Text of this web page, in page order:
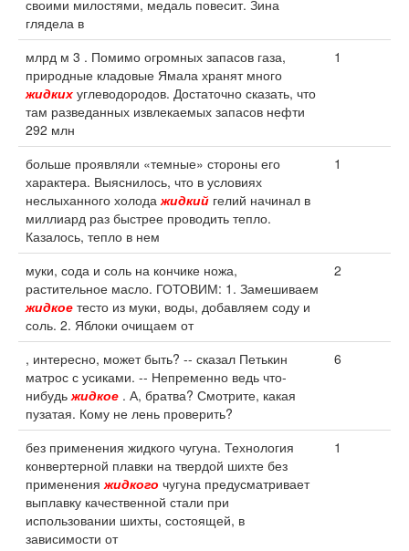
своими милостями, медаль повесит. Зина
глядела в
млрд м 3 . Помимо огромных запасов газа,
природные кладовые Ямала хранят много
жидких углеводородов. Достаточно сказать, что
там разведанных извлекаемых запасов нефти
292 млн
1
больше проявляли «темные» стороны его
характера. Выяснилось, что в условиях
неслыханного холодажидкий гелий начинал в
миллиард раз быстрее проводить тепло.
Казалось, тепло в нем
1
муки, сода и соль на кончике ножа,
растительное масло. ГОТОВИМ: 1. Замешиваем
жидкое тесто из муки, воды, добавляем соду и
соль. 2. Яблоки очищаем от
2
, интересно, может быть? -- сказал Петькин
матрос с усиками. -- Непременно ведь что-
нибудьжидкое . А, братва? Смотрите, какая
пузатая. Кому не лень проверить?
6
без применения жидкого чугуна. Технология
конвертерной плавки на твердой шихте без
примененияжидкого чугуна предусматривает
выплавку качественной стали при
использовании шихты, состоящей, в
зависимости от
1